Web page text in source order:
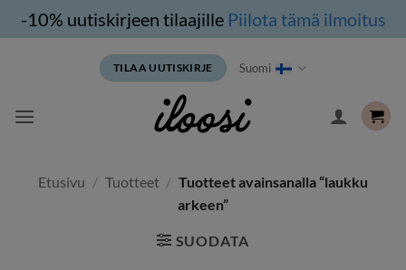
-10% uutiskirjeen tilaajille Piilota tämä ilmoitus
TILAA UUTISKIRJE Suomi
Etusivu / Tuotteet / Tuotteet avainsanalla “laukku
arkeen”
SUODATA